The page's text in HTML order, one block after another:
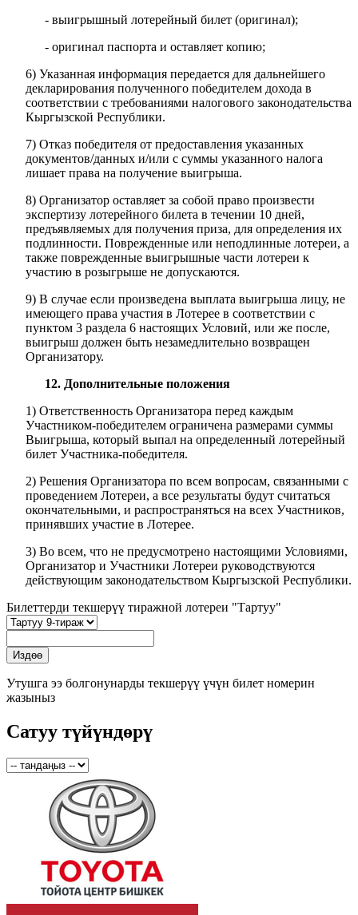
- выигрышный лотерейный билет (оригинал);
- оригинал паспорта и оставляет копию;
6) Указанная информация передается для дальнейшего
декларирования полученного победителем дохода в
соответствии с требованиями налогового законодательства
Кыргызской Республики.
7) Отказ победителя от предоставления указанных
документов/данных и/или с суммы указанного налога
лишает права на получение выигрыша.
8) Организатор оставляет за собой право произвести
экспертизу лотерейного билета в течении 10 дней,
предъявляемых для получения приза, для определения их
подлинности. Поврежденные или неподлинные лотереи, а
также поврежденные выигрышные части лотереи к
участию в розыгрыше не допускаются.
9) В случае если произведена выплата выигрыша лицу, не
имеющего права участия в Лотерее в соответствии с
пунктом 3 раздела 6 настоящих Условий, или же после,
выигрыш должен быть незамедлительно возвращен
Организатору.
12. Дополнительные положения
1) Ответственность Организатора перед каждым
Участником-победителем ограничена размерами суммы
Выигрыша, который выпал на определенный лотерейный
билет Участника-победителя.
2) Решения Организатора по всем вопросам, связанными с
проведением Лотереи, а все результаты будут считаться
окончательными, и распространяться на всех Участников,
принявших участие в Лотерее.
3) Во всем, что не предусмотрено настоящими Условиями,
Организатор и Участники Лотереи руководствуются
действующим законодательством Кыргызской Республики.
Билеттерди текшерүү тиражной лотереи "Тартуу"
Утушга ээ болгонунарды текшерүү үчүн билет номерин
жазыныз
Сатуу түйүндөрү